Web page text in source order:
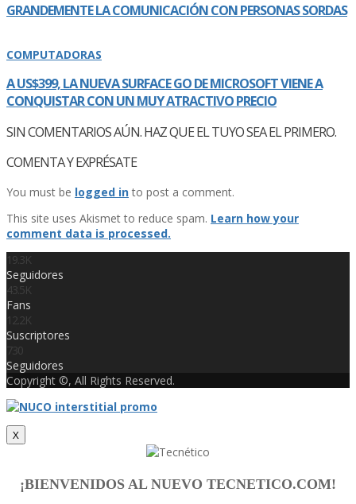
GRANDEMENTE LA COMUNICACIÓN CON PERSONAS SORDAS
COMPUTADORAS
A US$399, LA NUEVA SURFACE GO DE MICROSOFT VIENE A
CONQUISTAR CON UN MUY ATRACTIVO PRECIO
SIN COMENTARIOS AÚN. HAZ QUE EL TUYO SEA EL PRIMERO.
COMENTA Y EXPRÉSATE
You must be logged into post a comment.
This site uses Akismet to reduce spam. Learn how your
comment data is processed.
19.3K
Seguidores
43.5K
Fans
12.2K
Suscriptores
730
Seguidores
Copyright ©, All Rights Reserved.
X
¡BIENVENIDOS AL NUEVO TECNETICO.COM!